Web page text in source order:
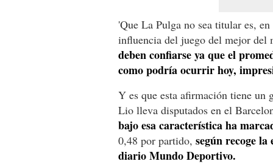
'Que La Pulga no sea titular es,
influencia del juego del mejor del
deben confiarse ya que el
como podría ocurrir hoy,
Y es que esta afirmación tiene un
Lio lleva disputados en el
bajo esa característica ha
0,48 por partido, según recoge
diario Mundo Deportivo.